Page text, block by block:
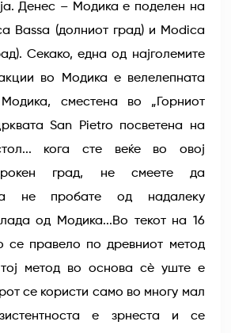
Денес – Модика е поделен на
Bassa (долниот град) и Modica
Секако, една од најголемите
во Модика е велелепната
сместена во „Горниот
San Pietro посветена на
кога сте веќе во овој
град, не смеете да
не пробате од надалеку
од Модика...Во текот на 16
се правело по древниот метод
метод во основа сè уште е
се користи само во многу мал
е зрнеста и се